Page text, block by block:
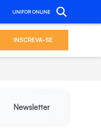
UNIFOR ONLINE
INSCREVA-SE
Newsletter